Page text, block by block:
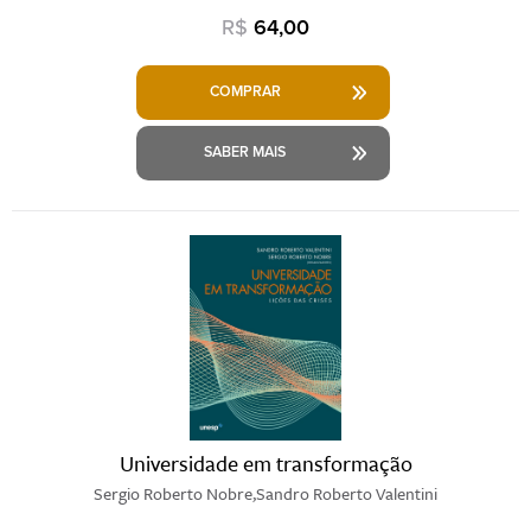
R$ 64,00
COMPRAR
SABER MAIS
Universidade em transformação
Sergio Roberto Nobre,Sandro Roberto Valentini